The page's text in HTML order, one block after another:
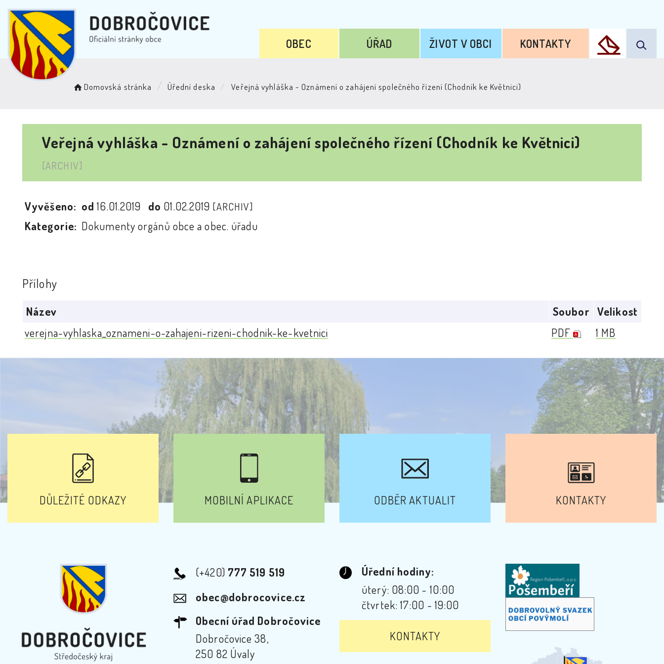
OBEC ÚŘAD ŽIVOT V OBCI KONTAKTY
Domovská stránka Úřední deska Veřejná vyhláška - Oznámení o zahájení společného řízení (Chodník ke Květnici)
Veřejná vyhláška - Oznámení o zahájení společného řízení (Chodník ke Květnici)
[ARCHIV]
Vyvěšeno: od16.01.2019 do 01.02.2019 [ARCHIV]
Kategorie: Dokumenty orgánů obce a obec. úřadu
Přílohy
Název Soubor
Velikost
verejna-vyhlaska_oznameni-o-zahajeni-rizeni-chodnik-ke-kvetnici
PDF 1 MB
DŮLEŽITÉ ODKAZY MOBILNÍ APLIKACE ODBĚR AKTUALIT KONTAKTY
(+420) 777 519 519
obec@dobrocovice.cz
Obecní úřad Dobročovice
Dobročovice 38,
250 82 Úvaly
Úřední hodiny:
úterý: 08:00 - 10:00
čtvrtek: 17:00 - 19:00
KONTAKTY